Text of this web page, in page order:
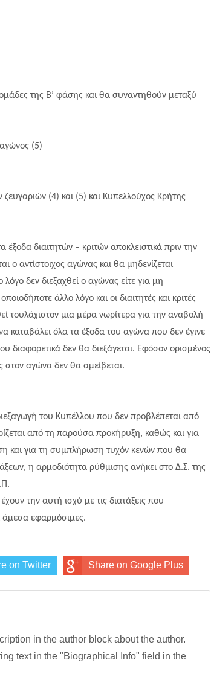
της Β’ φάσης και θα συναντηθούν μεταξύ
(5)
ζευγαριών (4) και (5) και Κυπελλούχος Κρήτης
διαιτητών – κριτών αποκλειστικά πριν την
ο αντίστοιχος αγώνας και θα μηδενίζεται
δεν διεξαχθεί ο αγώνας είτε για μη
άλλο λόγο και οι διαιτητές και κριτές
τουλάχιστον μια μέρα νωρίτερα για την αναβολή
καταβάλει όλα τα έξοδα του αγώνα που δεν έγινε
δεν θα διεξάγεται. Εφόσον ορισμένος
στον αγώνα δεν θα αμείβεται.
του Κυπέλλου που δεν προβλέπεται από
από τη παρούσα προκήρυξη, καθώς και για
και για τη συμπλήρωση τυχόν κενών που θα
η αρμοδιότητα ρύθμισης ανήκει στο Δ.Σ. της
την αυτή ισχύ με τις διατάξεις που
άμεσα εφαρμόσιμες.
on Twitter Share on Google Plus
in the author block about the author.
text in the "Biographical Info" field in the